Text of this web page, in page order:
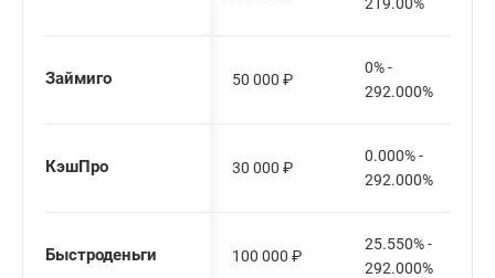
Займиго 50 000 ₽
0% -
292.000%
КэшПро 30 000 ₽
0.000% -
292.000%
Быстроденьги 100 000 ₽
25.550% -
292.000%